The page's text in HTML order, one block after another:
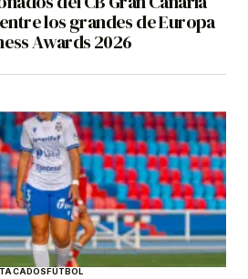
los grandes de Europa
Awards 2026
FÚTBOL